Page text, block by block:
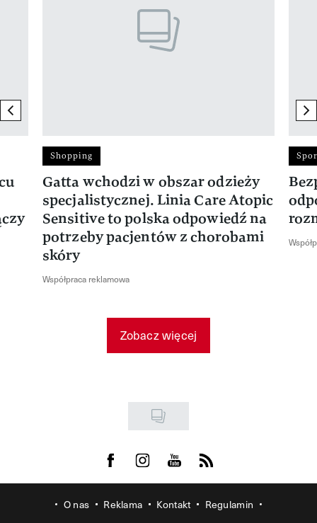
previous element
Shopping
Gatta wchodzi w obszar odzieży
specjalistycznej. Linia Care Atopic
Sensitive to polska odpowiedź na
potrzeby pacjentów z chorobami
skóry
Współpraca reklamowa
Zobacz więcej
Visit us on Facebook
Visit us on Instagram
Visit us on Youtube
Visit us on Rss
O nas Reklama Kontakt
Regulamin